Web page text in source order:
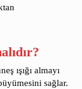
ışığı almayı
sağlar.